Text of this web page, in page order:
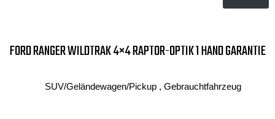
FORD RANGER WILDTRAK 4×4 RAPTOR-OPTIK 1 HAND GARANTIE
SUV/Geländewagen/Pickup , Gebrauchtfahrzeug